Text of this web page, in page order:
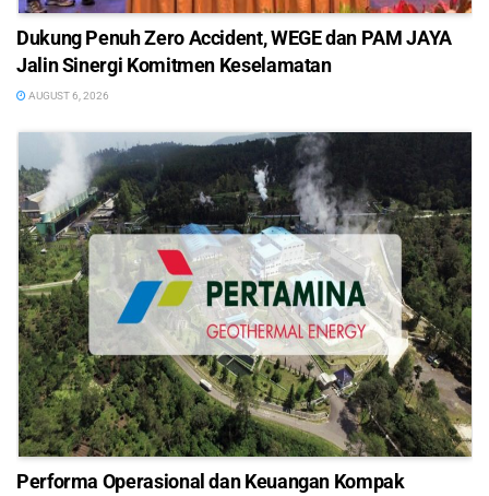
Dukung Penuh Zero Accident, WEGE dan PAM JAYA
Jalin Sinergi Komitmen Keselamatan
AUGUST 6, 2026
Performa Operasional dan Keuangan Kompak